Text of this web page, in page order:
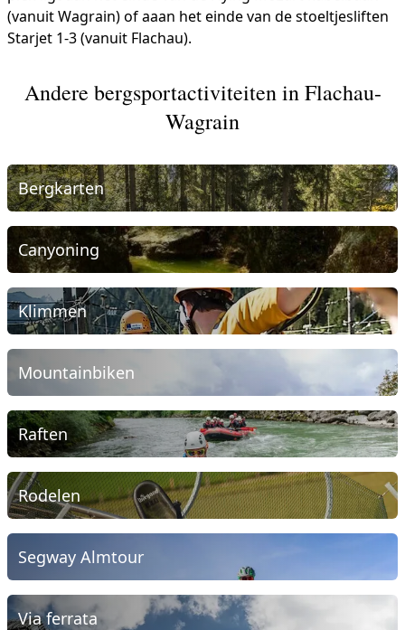
(vanuit Wagrain) of aaan het einde van de stoeltjesliften
Starjet 1-3 (vanuit Flachau).
Andere bergsportactiviteiten in Flachau-
Wagrain
Bergkarten
Canyoning
Klimmen
Mountainbiken
Raften
Rodelen
Segway Almtour
Via ferrata